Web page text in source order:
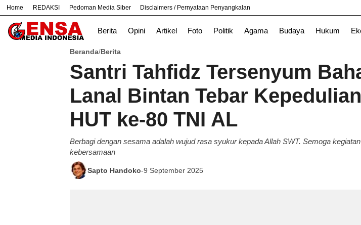
Home REDAKSI Pedoman Media Siber Disclaimers / Pernyataan Penyangkalan
Berita Opini Artikel Foto Politik Agama Budaya Hukum
# Bekasi Cara Ekonomi Informasi Nasional News Surabaya
Beranda/Berita
Santri Tahfidz Tersenyum
Lanal Bintan Tebar
HUT ke-80 TNI AL
Berbagi dengan sesama adalah wujud rasa syukur kepada Allah SWT. Semoga
kebersamaan
Sapto Handoko-9 September 2025